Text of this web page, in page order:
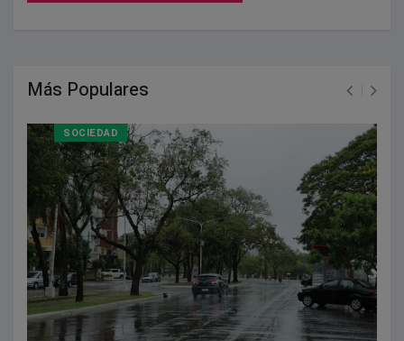
Más Populares
SOCIEDAD